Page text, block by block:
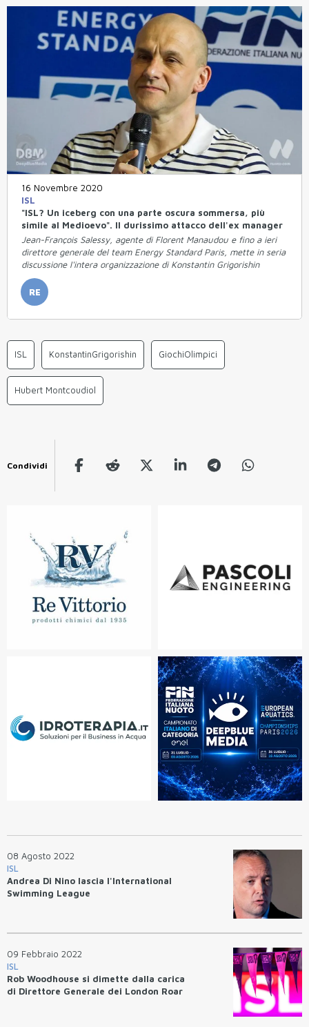
16 Novembre 2020
ISL
"ISL? Un iceberg con una parte oscura sommersa, più
simile al Medioevo". Il durissimo attacco dell'ex manager
Jean-François Salessy, agente di Florent Manaudou e fino a ieri
direttore generale del team Energy Standard Paris, mette in seria
discussione l'intera organizzazione di Konstantin Grigorishin
RE
ISL KonstantinGrigorishin GiochiOlimpici
Hubert Montcoudiol
Condividi
08 Agosto 2022
ISL
Andrea Di Nino lascia l'International
Swimming League
09 Febbraio 2022
ISL
Rob Woodhouse si dimette dalla carica
di Direttore Generale dei London Roar